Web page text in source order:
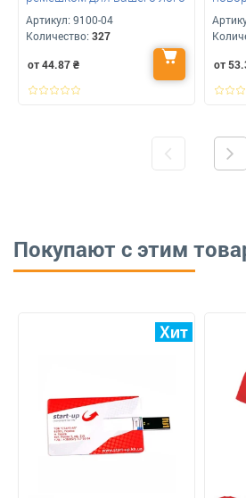
Артикул: 9100-04
Количество: 327
от 44.87₴
от
Покупают с этим